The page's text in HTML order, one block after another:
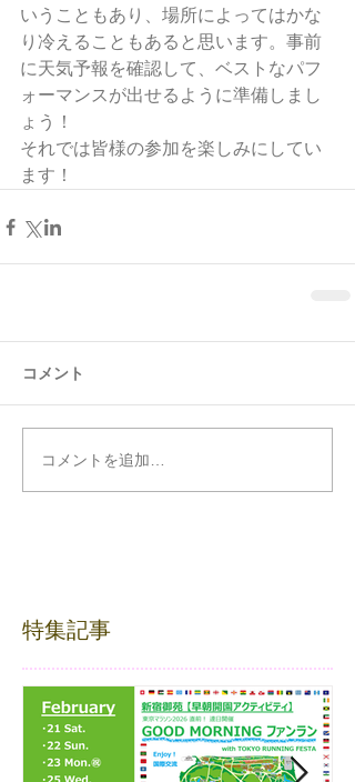
いうこともあり、場所によってはかな
り冷えることもあると思います。事前
に天気予報を確認して、ベストなパフ
ォーマンスが出せるように準備しまし
ょう！
それでは皆様の参加を楽しみにしてい
ます！
コメント
コメントを追加…
特集記事